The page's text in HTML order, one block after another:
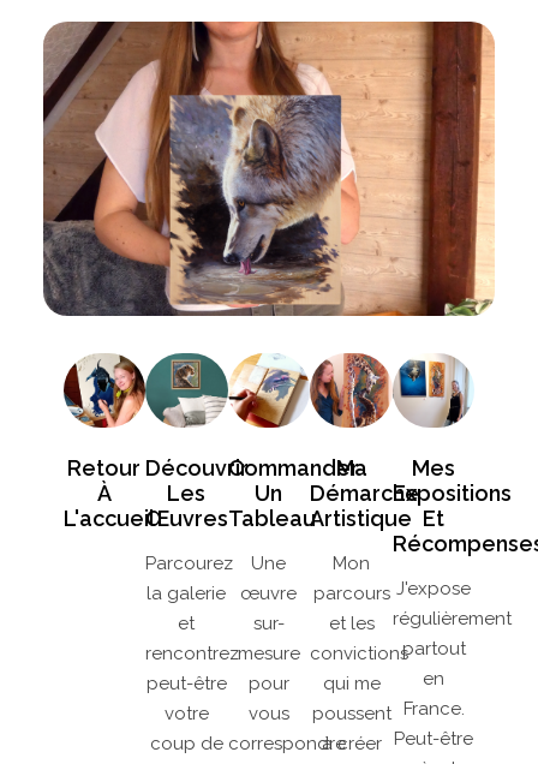
Retour
À
L'accueil
Découvrir
Les
Œuvres
Parcourez
la galerie
et
rencontrez
peut-être
votre
coup de
Commander
Un
Tableau
Une
œuvre
sur-
mesure
pour
vous
correspondre
Ma
Démarche
Artistique
Mon
parcours
et les
convictions
qui me
poussent
à créer
Mes
Expositions
Et
J'expose
régulièrement
partout
en
France.
Peut-être